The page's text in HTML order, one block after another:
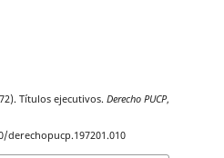
Títulos ejecutivos. Derecho PUCP,